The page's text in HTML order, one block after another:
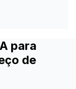
para
de